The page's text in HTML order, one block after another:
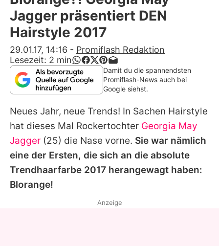
Alle Themen auf Promiflash
Jobs
App runterladen
Team
Redaktionelle Richtlinien
Impressum
Datenschutzerklärung
Nutzungsbedingungen
Utiq verwalten
Jagger präsentiert DEN
Hairstyle 2017
29.01.17, 14:16 - Promiflash Redaktion
Lesezeit: 2 min
Damit du die spannendsten
Promiflash-News auch bei
Google siehst.
Neues Jahr, neue Trends! In Sachen Hairstyle
hat dieses Mal Rockertochter Georgia May
Jagger (25) die Nase vorne. Sie war nämlich
eine der Ersten, die sich an die absolute
Trendhaarfarbe 2017 herangewagt haben:
Blorange!
Anzeige